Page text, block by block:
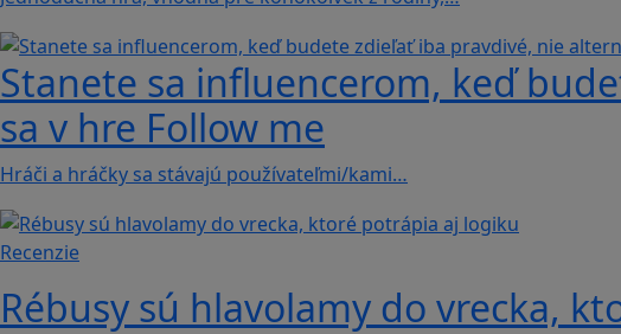
Stanete sa influencerom, keď
sa v hre Follow me
Hráči a hráčky sa stávajú používateľmi/kami…
Recenzie
Rébusy sú hlavolamy do vrecka,